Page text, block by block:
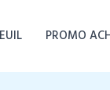
PROMO